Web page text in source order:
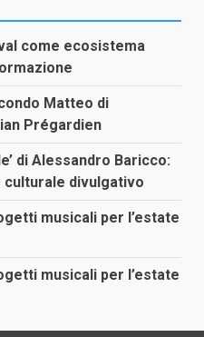
come ecosistema
Matteo di
Prégardien
di Alessandro Baricco:
divulgativo
musicali per l’estate
musicali per l’estate